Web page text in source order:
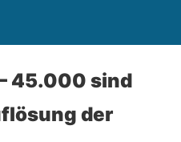
45.000 sind
der